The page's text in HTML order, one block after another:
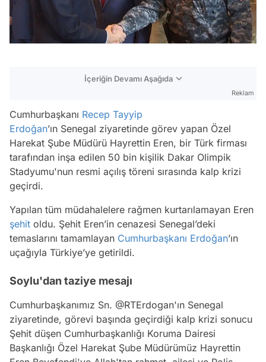
İçeriğin Devamı Aşağıda
Reklam
Cumhurbaşkanı Recep Tayyip
Erdoğan’ın Senegal ziyaretinde görev yapan Özel
Harekat Şube Müdürü Hayrettin Eren, bir Türk firması
tarafından inşa edilen 50 bin kişilik Dakar Olimpik
Stadyumu'nun resmi açılış töreni sırasında kalp krizi
geçirdi.
Yapılan tüm müdahalelere rağmen kurtarılamayan Eren
şehit oldu. Şehit Eren’in cenazesi Senegal’deki
temaslarını tamamlayan Cumhurbaşkanı Erdoğan’ın
uçağıyla Türkiye’ye getirildi.
Soylu'dan taziye mesajı
Cumhurbaşkanımız Sn. @RTErdogan'ın Senegal
ziyaretinde, görevi başında geçirdiği kalp krizi sonucu
Şehit düşen Cumhurbaşkanlığı Koruma Dairesi
Başkanlığı Özel Harekat Şube Müdürümüz Hayrettin